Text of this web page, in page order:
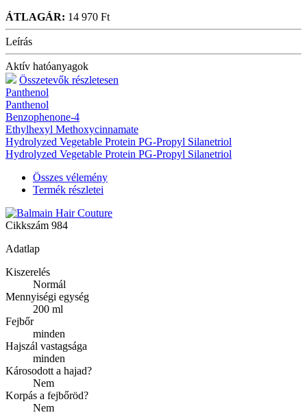
ÁTLAGÁR: 14 970 Ft
Leírás
Aktív hatóanyagok
Összetevők részletesen
Panthenol
Panthenol
Benzophenone-4
Ethylhexyl Methoxycinnamate
Hydrolyzed Vegetable Protein PG-Propyl Silanetriol
Hydrolyzed Vegetable Protein PG-Propyl Silanetriol
Összes vélemény
Termék részletei
Cikkszám 984
Adatlap
Kiszerelés
Normál
Mennyiségi egység
200 ml
Fejbőr
minden
Hajszál vastagsága
minden
Károsodott a hajad?
Nem
Korpás a fejbőröd?
Nem